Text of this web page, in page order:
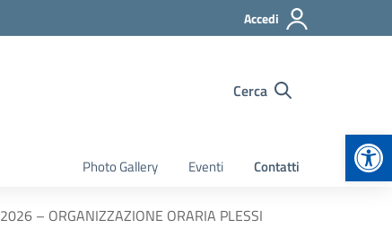
Accedi
Cerca
Photo Gallery Eventi Contatti
– ORGANIZZAZIONE ORARIA PLESSI